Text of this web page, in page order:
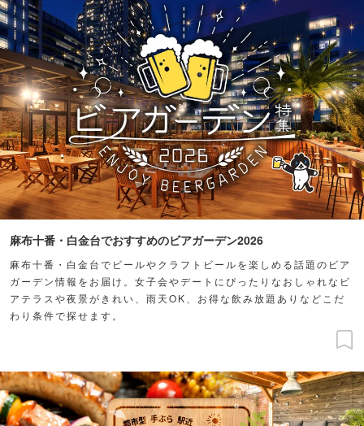
麻布十番・白金台でおすすめのビアガーデン2026
麻布十番・白金台でビールやクラフトビールを楽しめる話題のビア
ガーデン情報をお届け。女子会やデートにぴったりなおしゃれなビ
アテラスや夜景がきれい、雨天OK、お得な飲み放題ありなどこだ
わり条件で探せます。